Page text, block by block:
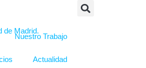
Nuestro Trabajo
Actualidad